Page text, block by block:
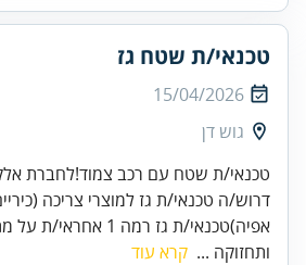
טכנאי/ת שטח גז
15/04/2026
גוש דן
טכנאי/ת שטח עם רכב צמוד!לחברת
דרוש/ה טכנאי/ת גז למוצרי צריכה
אפיה)טכנאי/ת גז רמה 1
ותחזוקה ... קרא עוד